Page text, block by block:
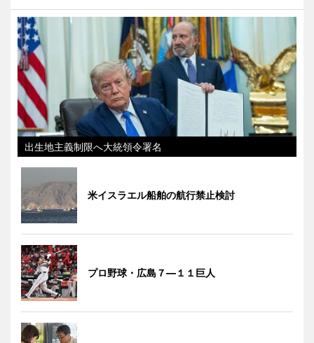
出生地主義制限へ大統領令署名
米イスラエル船舶の航行禁止検討
プロ野球・広島７―１１巨人